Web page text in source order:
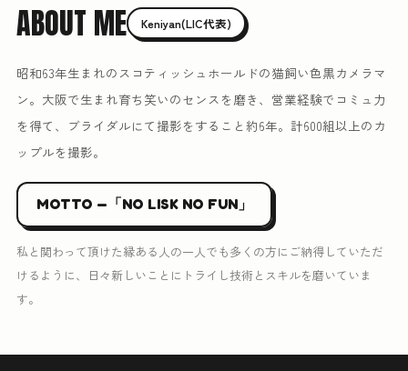
ABOUT ME Keniyan(LIC代表)
昭和63年生まれのスコティッシュホールドの猫飼い色黒カメラマ
ン。大阪で生まれ育ち笑いのセンスを磨き、営業経験でコミュ力
を得て、ブライダルにて撮影をすること約6年。計600組以上のカ
ップルを撮影。
MOTTO —「NO LISK NO FUN」
私と関わって頂けた縁ある人の一人でも多くの方にご納得していただ
けるように、日々新しいことにトライし技術とスキルを磨いていま
す。